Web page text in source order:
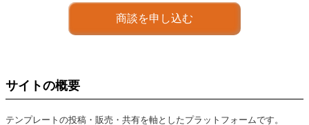
商談を申し込む
サイトの概要
テンプレートの投稿・販売・共有を軸としたプラットフォームです。